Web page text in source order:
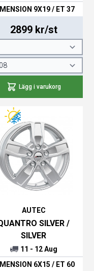
9X19 / ET 37
2899 kr/st
Lägg i varukorg
AUTEC
SILVER /
SILVER
11 - 12 Aug
6X15 / ET 60